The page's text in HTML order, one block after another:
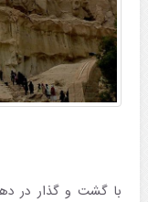
با گشت و گذار در